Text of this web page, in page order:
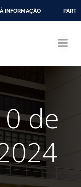
INFORMAÇÃO
de